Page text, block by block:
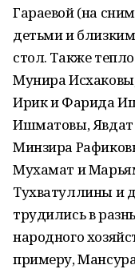
Гараевой (на
детьми и
стол. Также
Мунира
Ирик и Фарида
Ишматовы,
Минзира
Мухамат и
Тухватуллины и
трудились в
народного
примеру,